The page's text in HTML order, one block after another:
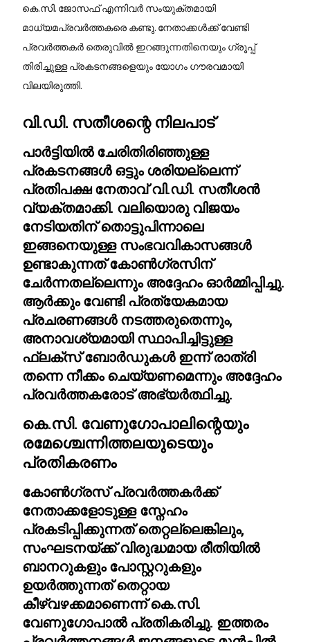
കെ.സി. ജോസഫ് എന്നിവർ സംയുക്തമായി
മാധ്യമപ്രവർത്തകരെ കണ്ടു. നേതാക്കൾക്ക് വേണ്ടി
പ്രവർത്തകർ തെരുവിൽ ഇറങ്ങുന്നതിനെയും ഗ്രൂപ്പ്
തിരിച്ചുള്ള പ്രകടനങ്ങളെയും യോഗം ഗൗരവമായി
വിലയിരുത്തി.
വി.ഡി. സതീശന്റെ നിലപാട്
പാർട്ടിയിൽ ചേരിതിരിഞ്ഞുള്ള
പ്രകടനങ്ങൾ ഒട്ടും ശരിയല്ലെന്ന്
പ്രതിപക്ഷ നേതാവ് വി.ഡി. സതീശൻ
വ്യക്തമാക്കി. വലിയൊരു വിജയം
നേടിയതിന് തൊട്ടുപിന്നാലെ
ഇങ്ങനെയുള്ള സംഭവവികാസങ്ങൾ
ഉണ്ടാകുന്നത് കോൺഗ്രസിന്
ചേർന്നതല്ലെന്നും അദ്ദേഹം ഓർമ്മിപ്പിച്ചു.
ആർക്കും വേണ്ടി പ്രത്യേകമായ
പ്രചരണങ്ങൾ നടത്തരുതെന്നും,
അനാവശ്യമായി സ്ഥാപിച്ചിട്ടുള്ള
ഫ്ലക്സ് ബോർഡുകൾ ഇന്ന് രാത്രി
തന്നെ നീക്കം ചെയ്യണമെന്നും അദ്ദേഹം
പ്രവർത്തകരോട് അഭ്യർത്ഥിച്ചു.
കെ.സി. വേണുഗോപാലിന്റെയും
രമേശ്ചെന്നിത്തലയുടെയും
പ്രതികരണം
കോൺഗ്രസ് പ്രവർത്തകർക്ക്
നേതാക്കളോടുള്ള സ്നേഹം
പ്രകടിപ്പിക്കുന്നത് തെറ്റല്ലെങ്കിലും,
സംഘടനയ്ക്ക് വിരുദ്ധമായ രീതിയിൽ
ബാനറുകളും പോസ്റ്ററുകളും
ഉയർത്തുന്നത് തെറ്റായ
കീഴ്വഴക്കമാണെന്ന് കെ.സി.
വേണുഗോപാൽ പ്രതികരിച്ചു. ഇത്തരം